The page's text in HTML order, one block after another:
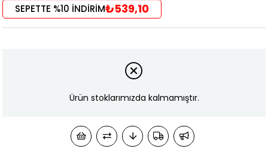
SEPETTE %10 İNDİRİM₺539,10
Ürün stoklarımızda kalmamıştır.